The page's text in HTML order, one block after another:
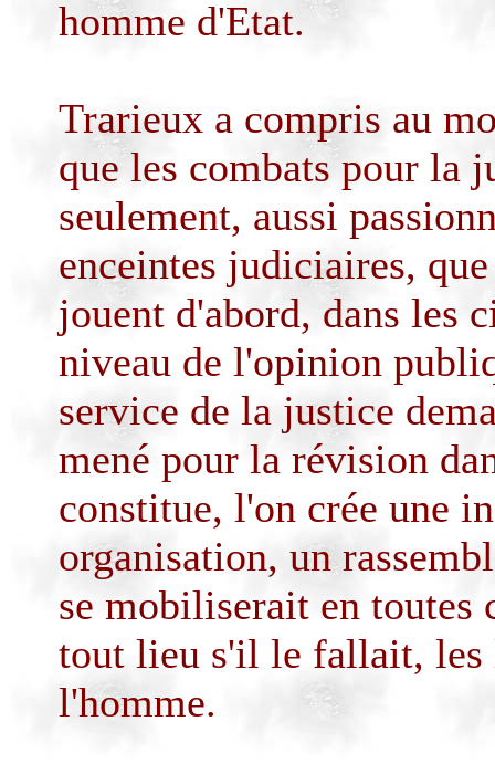
homme d'Etat.
Trarieux a compris au
que les combats pour la
seulement, aussi
enceintes judiciaires,
jouent d'abord, dans les
niveau de l'opinion
service de la justice
mené pour la révision
constitue, l'on crée une
organisation, un
se mobiliserait en toutes
tout lieu s'il le fallait, les
l'homme.